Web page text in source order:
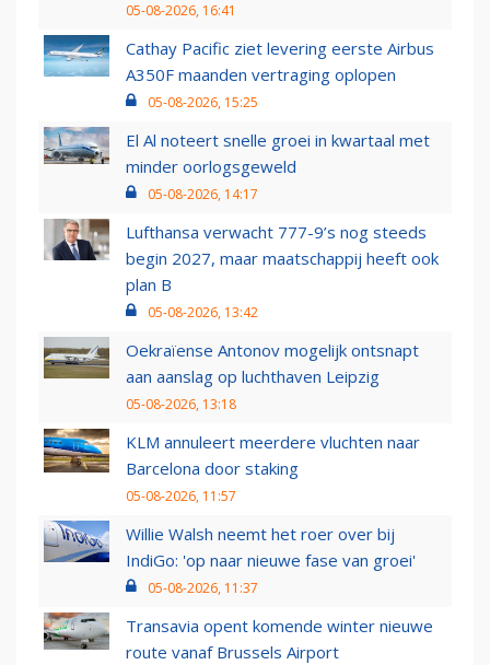
05-08-2026, 16:41
Cathay Pacific ziet levering eerste Airbus
A350F maanden vertraging oplopen
05-08-2026, 15:25
El Al noteert snelle groei in kwartaal met
minder oorlogsgeweld
05-08-2026, 14:17
Lufthansa verwacht 777-9’s nog steeds
begin 2027, maar maatschappij heeft ook
plan B
05-08-2026, 13:42
Oekraïense Antonov mogelijk ontsnapt
aan aanslag op luchthaven Leipzig
05-08-2026, 13:18
KLM annuleert meerdere vluchten naar
Barcelona door staking
05-08-2026, 11:57
Willie Walsh neemt het roer over bij
IndiGo: 'op naar nieuwe fase van groei'
05-08-2026, 11:37
Transavia opent komende winter nieuwe
route vanaf Brussels Airport